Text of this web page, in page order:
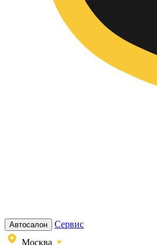
Автосалон
Сервис
Москва